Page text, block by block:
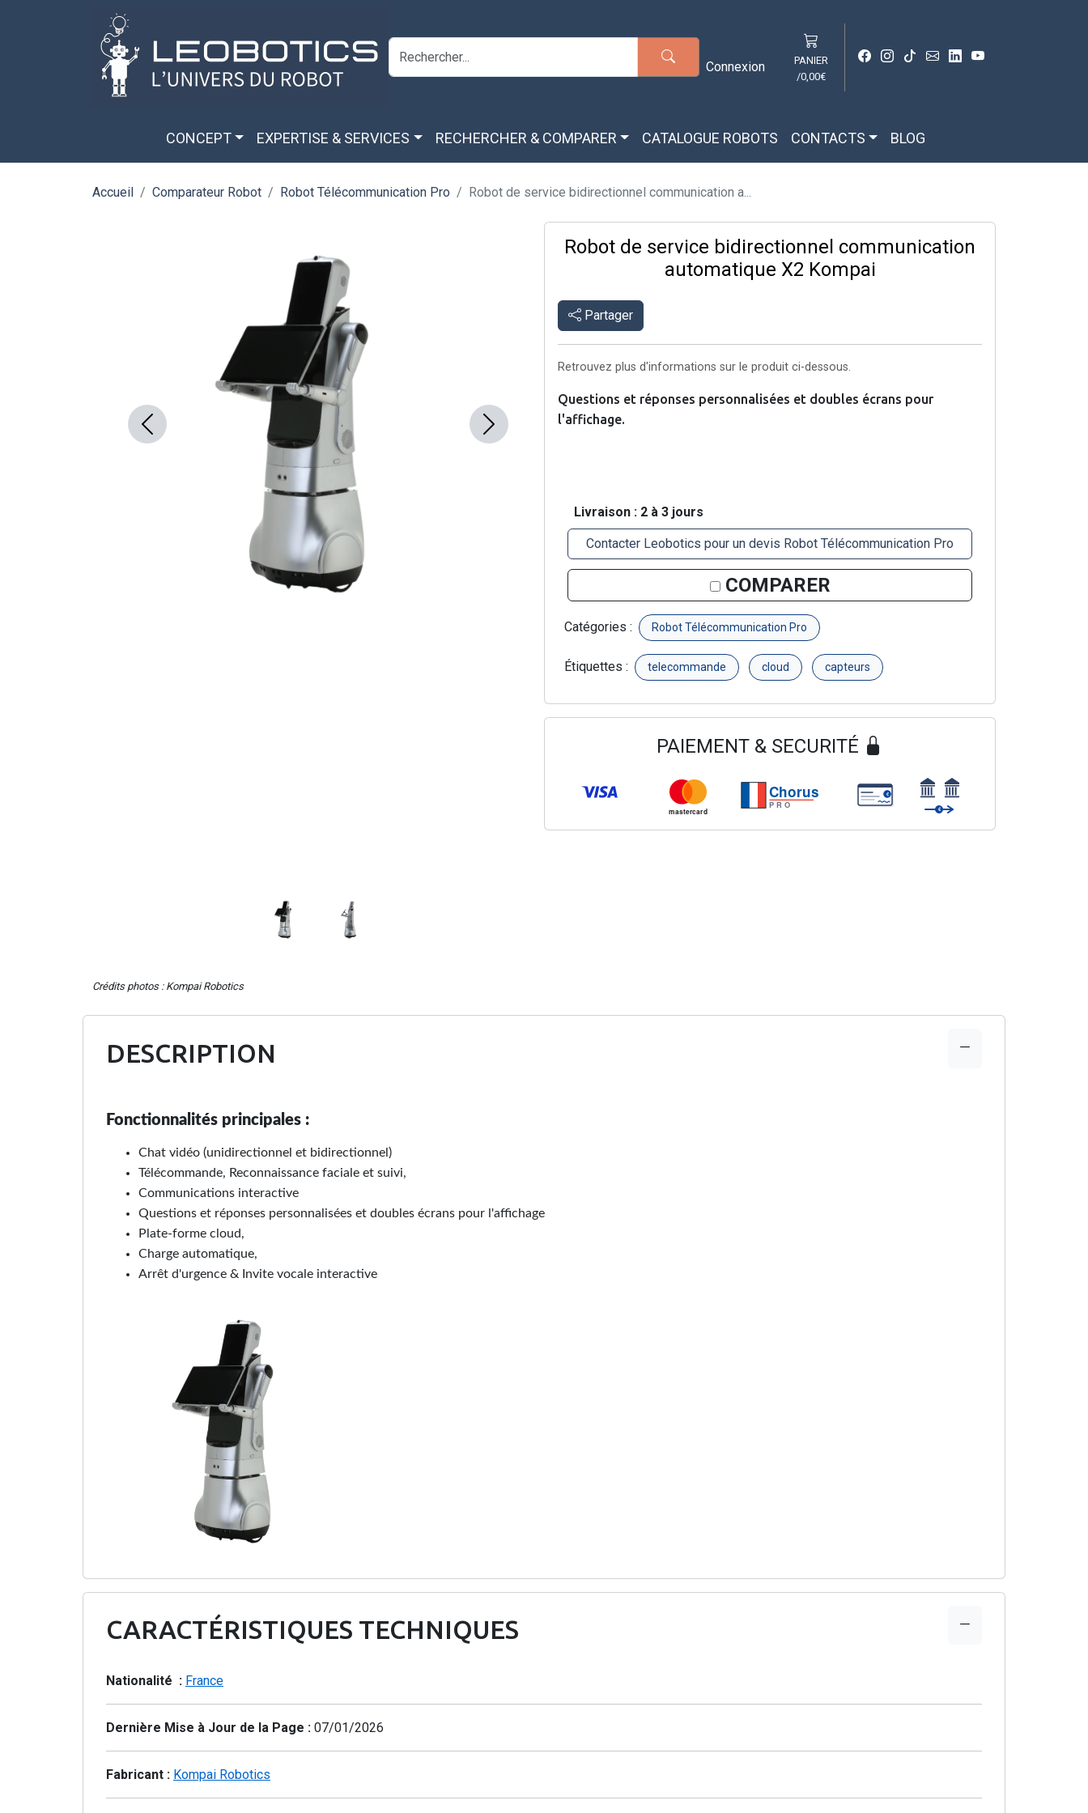
Aller au contenu principal
Connexion
PANIER
/0,00€
CONCEPT EXPERTISE & SERVICES RECHERCHER & COMPARER CATALOGUE ROBOTS CONTACTS BLOG
Accueil Comparateur Robot Robot Télécommunication Pro Robot de service bidirectionnel communication a...
Previous Next
Crédits photos : Kompai Robotics
Robot de service bidirectionnel communication
automatique X2 Kompai
Partager
Retrouvez plus d'informations sur le produit ci-dessous.
Questions et réponses personnalisées et doubles écrans pour
l'affichage.
Livraison : 2 à 3 jours
Contacter Leobotics pour un devis Robot Télécommunication Pro
COMPARER
Catégories : Robot Télécommunication Pro
Étiquettes : telecommande cloud capteurs
PAIEMENT & SECURITÉ
mastercard
Chorus
PRO
€
€
DESCRIPTION
Fonctionnalités principales :
Chat vidéo (unidirectionnel et bidirectionnel)
Télécommande, Reconnaissance faciale et suivi,
Communications interactive
Questions et réponses personnalisées et doubles écrans pour l'affichage
Plate-forme cloud,
Charge automatique,
Arrêt d'urgence & Invite vocale interactive
CARACTÉRISTIQUES TECHNIQUES
Nationalité : France
Dernière Mise à Jour de la Page : 07/01/2026
Fabricant : Kompai Robotics
Panneau de gestion des cookies